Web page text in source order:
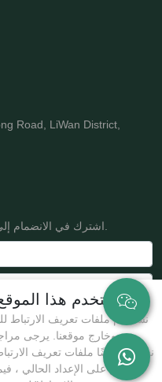
يستخدم هذا
نستخدم ملفات تعريف الارتباط
وخارج موقعنا. يرجى مراجعة سياسة الخصوصية الخاصة بنا.
نستخدم أيضًا ملفات تعريف
توافق على الإعداد الحالي ،
Road, LiWan District,
اشترك في الانضمام إلى القائمة لتلقي أحدث الابتكارات والأخبار.